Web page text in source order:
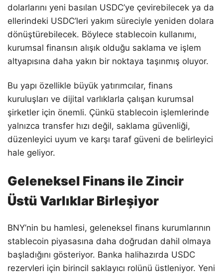
dolarlarını yeni basılan USDC’ye çevirebilecek ya da
ellerindeki USDC’leri yakım süreciyle yeniden dolara
dönüştürebilecek. Böylece stablecoin kullanımı,
kurumsal finansın alışık olduğu saklama ve işlem
altyapısına daha yakın bir noktaya taşınmış oluyor.
Bu yapı özellikle büyük yatırımcılar, finans
kuruluşları ve dijital varlıklarla çalışan kurumsal
şirketler için önemli. Çünkü stablecoin işlemlerinde
yalnızca transfer hızı değil, saklama güvenliği,
düzenleyici uyum ve karşı taraf güveni de belirleyici
hale geliyor.
Geleneksel Finans ile Zincir
Üstü Varlıklar Birleşiyor
BNY’nin bu hamlesi, geleneksel finans kurumlarının
stablecoin piyasasına daha doğrudan dahil olmaya
başladığını gösteriyor. Banka halihazırda USDC
rezervleri için birincil saklayıcı rolünü üstleniyor. Yeni